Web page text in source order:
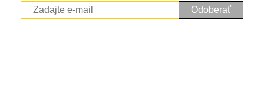
Odoberať